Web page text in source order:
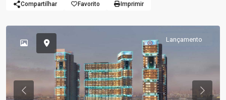
Compartilhar Favorito Imprimir
Lançamento
Previous